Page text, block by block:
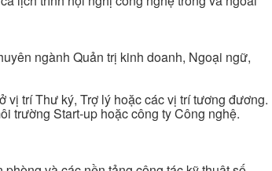
ngành Quản trị kinh doanh, Ngoại ngữ,
vị trí Thư ký, Trợ lý hoặc các vị trí tương đương.
trường Start-up hoặc công ty Công nghệ.